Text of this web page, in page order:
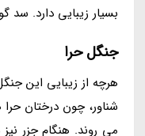
بسیار زیبایی دارد. سد گوران در سال
جنگل حرا
هرچه از زیبایی این
شناور، چون درختان حرا
می روند. هنگام جزر